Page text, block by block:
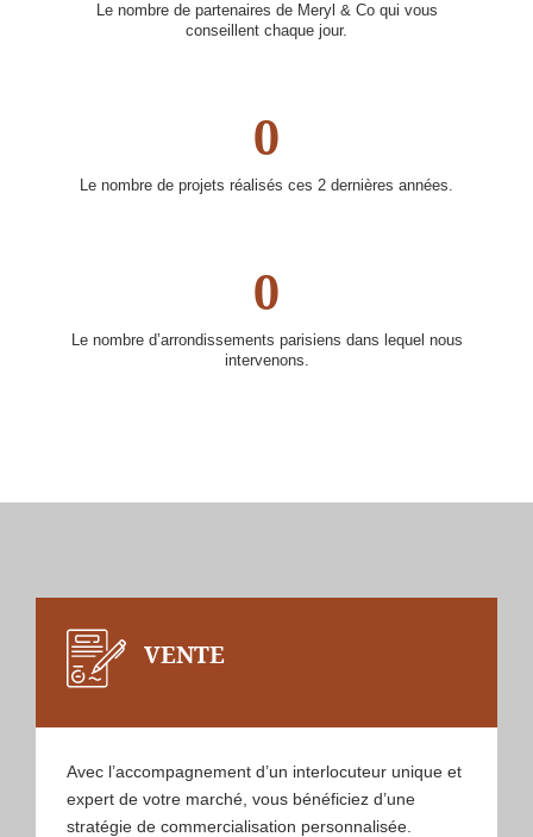
Le nombre de partenaires de Meryl & Co qui vous
conseillent chaque jour.
0
Le nombre de projets réalisés ces 2 dernières années.
0
Le nombre d’arrondissements parisiens dans lequel nous
intervenons.
VENTE
Avec l’accompagnement d’un interlocuteur unique et
expert de votre marché, vous bénéficiez d’une
stratégie de commercialisation personnalisée.